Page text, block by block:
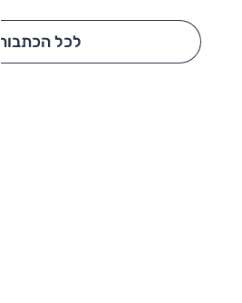
לכל הכתבות